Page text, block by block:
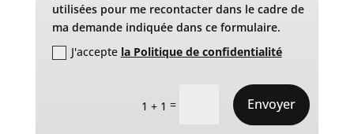
utilisées pour me recontacter dans le cadre de
ma demande indiquée dans ce formulaire.
J'accepte la Politique de confidentialité
1 + 1 = Envoyer